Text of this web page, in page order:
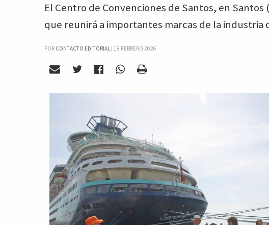
El Centro de Convenciones de Santos, en
que reunirá a importantes marcas de la industria
POR CONTACTO EDITORIAL | 18 FEBRERO 2026